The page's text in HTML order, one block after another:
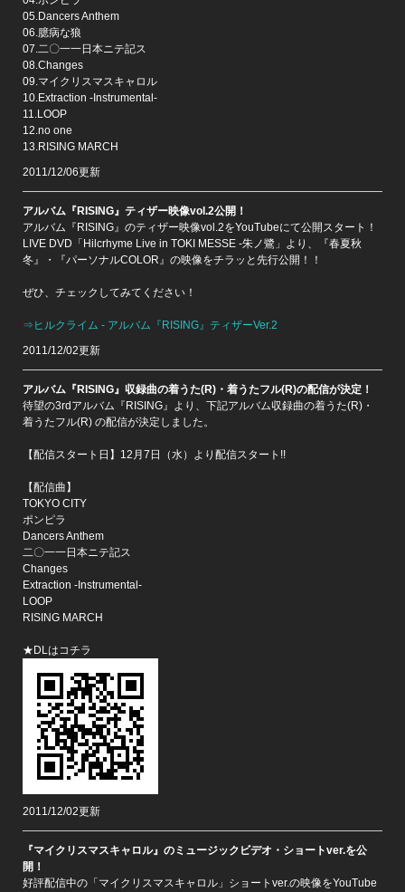
05.Dancers Anthem
06.臆病な狼
07.二〇一一日本ニテ記ス
08.Changes
09.マイクリスマスキャロル
10.Extraction -Instrumental-
11.LOOP
12.no one
13.RISING MARCH
2011/12/06更新
アルバム『RISING』ティザー映像vol.2公開！
アルバム『RISING』のティザー映像vol.2をYouTubeにて公開スタート！
LIVE DVD「Hilcrhyme Live in TOKI MESSE -朱ノ鷺」より、『春夏秋
冬』・『パーソナルCOLOR』の映像をチラッと先行公開！！
ぜひ、チェックしてみてください！
⇒ヒルクライム - アルバム『RISING』ティザーVer.2
2011/12/02更新
アルバム『RISING』収録曲の着うた(R)・着うたフル(R)の配信が決定！
待望の3rdアルバム『RISING』より、下記アルバム収録曲の着うた(R)・
着うたフル(R) の配信が決定しました。
【配信スタート日】12月7日（水）より配信スタート!!
【配信曲】
TOKYO CITY
ポンピラ
Dancers Anthem
二〇一一日本ニテ記ス
Changes
Extraction -Instrumental-
LOOP
RISING MARCH
★DLはコチラ
2011/12/02更新
『マイクリスマスキャロル』のミュージックビデオ・ショートver.を公
開！
好評配信中の「マイクリスマスキャロル」ショートver.の映像をYouTube